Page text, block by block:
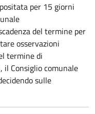
per 15 giorni
del termine per
osservazioni
termine di
il Consiglio comunale
sulle